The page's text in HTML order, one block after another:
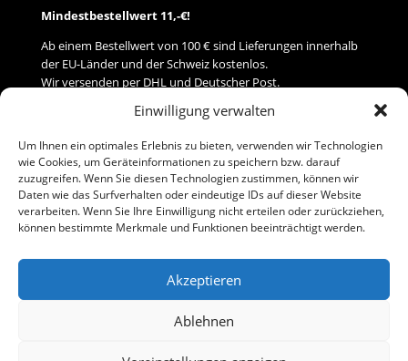
Einwilligung verwalten
Um Ihnen ein optimales Erlebnis zu bieten, verwenden wir Technologien
wie Cookies, um Geräteinformationen zu speichern bzw. darauf
zuzugreifen. Wenn Sie diesen Technologien zustimmen, können wir
Daten wie das Surfverhalten oder eindeutige IDs auf dieser Website
verarbeiten. Wenn Sie Ihre Einwilligung nicht erteilen oder zurückziehen,
können bestimmte Merkmale und Funktionen beeinträchtigt werden.
Akzeptieren
Ablehnen
Mindestbestellwert 11,-€!
Ab einem Bestellwert von 100 € sind Lieferungen innerhalb
der EU-Länder und der Schweiz kostenlos.
Wir versenden per DHL und Deutscher Post.
Versand
Zahlung
Baumann Modellspielwaren
Telefon (0 91 61) 33 84